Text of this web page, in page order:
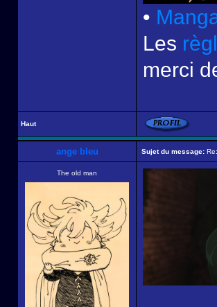
•
Les
merci
Haut
ange bleu Sujet du message:
The old man